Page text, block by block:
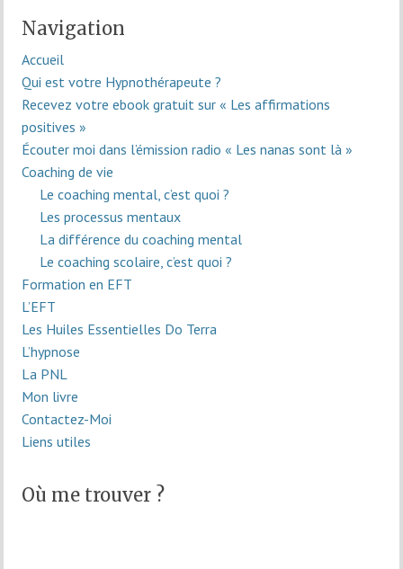
Navigation
Accueil
Qui est votre Hypnothérapeute ?
Recevez votre ebook gratuit sur « Les affirmations
positives »
Écouter moi dans l’émission radio « Les nanas sont là »
Coaching de vie
Le coaching mental, c’est quoi ?
Les processus mentaux
La différence du coaching mental
Le coaching scolaire, c’est quoi ?
Formation en EFT
L’EFT
Les Huiles Essentielles Do Terra
L’hypnose
La PNL
Mon livre
Contactez-Moi
Liens utiles
Où me trouver ?